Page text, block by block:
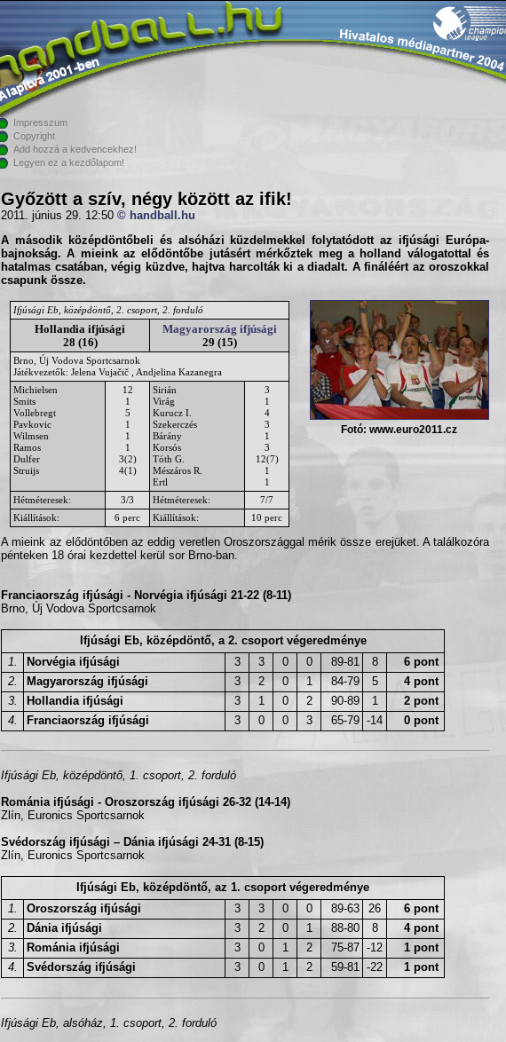
Impresszum
Copyright
Add hozzá a kedvencekhez!
Legyen ez a kezdőlapom!
Győzött a szív, négy között az ifik!
2011. június 29. 12:50 © handball.hu
A második középdöntőbeli és alsóházi küzdelmekkel folytatódott azifjúsági Európa-
bajnokság. A mieink az elődöntőbe jutásért mérkőztek meg a holland válogatottal és
hatalmas csatában, végig küzdve, hajtva harcolták ki a diadalt. A fináléért az oroszokkal
csapunk össze.
Fotó: www.euro2011.cz
Ifjúsági Eb, középdöntő, 2. csoport, 2. forduló
Hollandia ifjúsági
28 (16)
Magyarország ifjúsági
29 (15)
Brno, Új Vodova Sportcsarnok
Játékvezetők: Jelena Vujačič , Andjelina Kazanegra
Michielsen
Smits
Vollebregt
Pavkovic
Wilmsen
Ramos
Dulfer
Struijs
12
1
5
1
1
1
3(2)
4(1)
Sirián
Virág
Kurucz I.
Szekerczés
Bárány
Korsós
Tóth G.
Mészáros R.
Ertl
3
1
4
3
1
3
12(7)
1
1
Hétméteresek:
3/3 Hétméteresek:
7/7
Kiállítások:
6 perc Kiállítások: 10 perc
A mieink az elődöntőben az eddig veretlen Oroszországgal mérik össze erejüket. A találkozóra
pénteken 18 órai kezdettel kerül sor Brno-ban.
Franciaország ifjúsági - Norvégia ifjúsági 21-22 (8-11)
Brno, Új Vodova Sportcsarnok
Ifjúsági Eb, középdöntő, a 2. csoport végeredménye
1.
Norvégia ifjúsági 3 3 0 0 89-81 8
6 pont
2.
Magyarország ifjúsági 3 2 0 1 84-79 5
4 pont
3.
Hollandia ifjúsági 3 1 0 2 90-89 1
2 pont
4.
Franciaország ifjúsági 3 0 0 3 65-79 -14 0 pont
Ifjúsági Eb, középdöntő, 1. csoport, 2. forduló
Románia ifjúsági - Oroszország ifjúsági 26-32 (14-14)
Zlín, Euronics Sportcsarnok
Svédország ifjúsági – Dánia ifjúsági 24-31 (8-15)
Zlín, Euronics Sportcsarnok
Ifjúsági Eb, középdöntő, az 1. csoport végeredménye
1.
Oroszország ifjúsági 3 3 0 0 89-63 26
6 pont
2.
Dánia ifjúsági 3 2 0 1 88-80 8
4 pont
3.
Románia ifjúsági 3 0 1 2 75-87 -12
1 pont
4.
Svédország ifjúsági 3 0 1 2 59-81 -22 1 pont
Ifjúsági Eb, alsóház, 1. csoport, 2. forduló